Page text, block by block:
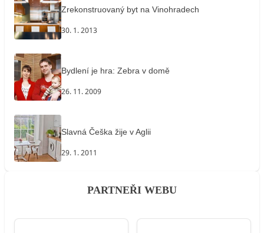
Zrekonstruovaný byt na Vinohradech
30. 1. 2013
Bydlení je hra: Zebra v domě
26. 11. 2009
Slavná Češka žije v Aglii
29. 1. 2011
PARTNEŘI WEBU